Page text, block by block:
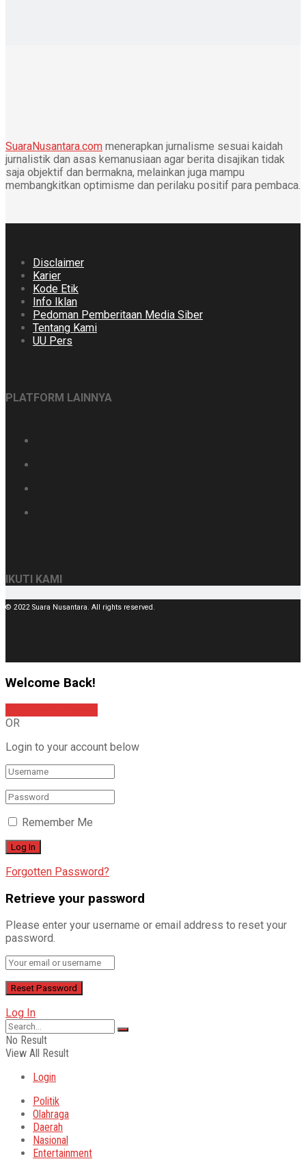
SuaraNusantara.com menerapkan jurnalisme sesuai kaidah
jurnalistik dan asas kemanusiaan agar berita disajikan tidak
saja objektif dan bermakna, melainkan juga mampu
membangkitkan optimisme dan perilaku positif para pembaca.
Disclaimer
Karier
Kode Etik
Info Iklan
Pedoman Pemberitaan Media Siber
Tentang Kami
UU Pers
PLATFORM LAINNYA
IKUTI KAMI
© 2022 Suara Nusantara. All rights reserved.
Welcome Back!
OR
Login to your account below
Remember Me
Forgotten Password?
Retrieve your password
Please enter your username or email address to reset your
password.
Log In
No Result
View All Result
Login
Politik
Olahraga
Daerah
Nasional
Entertainment